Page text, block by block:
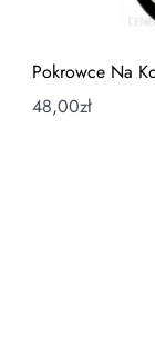
Pokrowce Na
48,00zł